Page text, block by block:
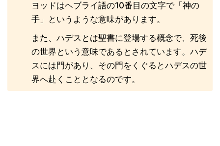
ヨッドはヘブライ語の10番目の文字で「神の
手」というような意味があります。
また、ハデスとは聖書に登場する概念で、死後
の世界という意味であるとされています。ハデ
スには門があり、その門をくぐるとハデスの世
界へ赴くこととなるのです。